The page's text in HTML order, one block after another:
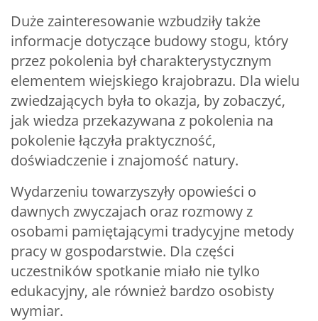
Duże zainteresowanie wzbudziły także
informacje dotyczące budowy stogu, który
przez pokolenia był charakterystycznym
elementem wiejskiego krajobrazu. Dla wielu
zwiedzających była to okazja, by zobaczyć,
jak wiedza przekazywana z pokolenia na
pokolenie łączyła praktyczność,
doświadczenie i znajomość natury.
Wydarzeniu towarzyszyły opowieści o
dawnych zwyczajach oraz rozmowy z
osobami pamiętającymi tradycyjne metody
pracy w gospodarstwie. Dla części
uczestników spotkanie miało nie tylko
edukacyjny, ale również bardzo osobisty
wymiar.